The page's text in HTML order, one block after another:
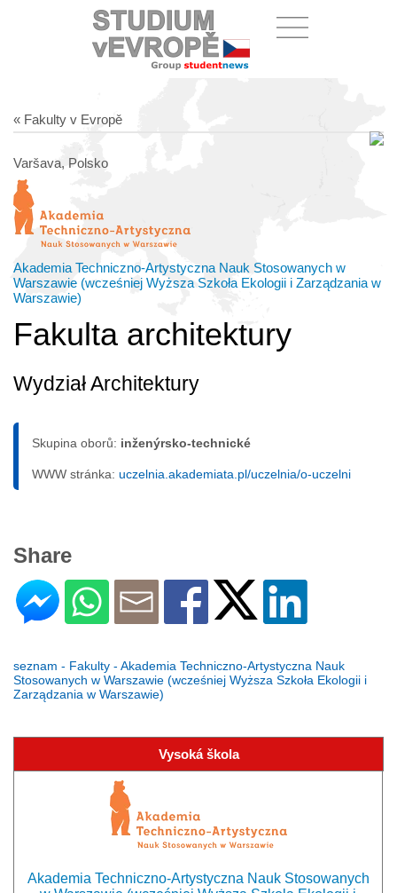
« Fakulty v Evropě
Varšava, Polsko
Akademia Techniczno-Artystyczna Nauk Stosowanych w
Warszawie (wcześniej Wyższa Szkoła Ekologii i Zarządzania w
Warszawie)
Fakulta architektury
Wydział Architektury
Skupina oborů: inženýrsko-technické
WWW stránka: uczelnia.akademiata.pl/uczelnia/o-uczelni
Share
seznam - Fakulty - Akademia Techniczno-Artystyczna Nauk
Stosowanych w Warszawie (wcześniej Wyższa Szkoła Ekologii i
Zarządzania w Warszawie)
Vysoká škola
Akademia Techniczno-Artystyczna Nauk Stosowanych